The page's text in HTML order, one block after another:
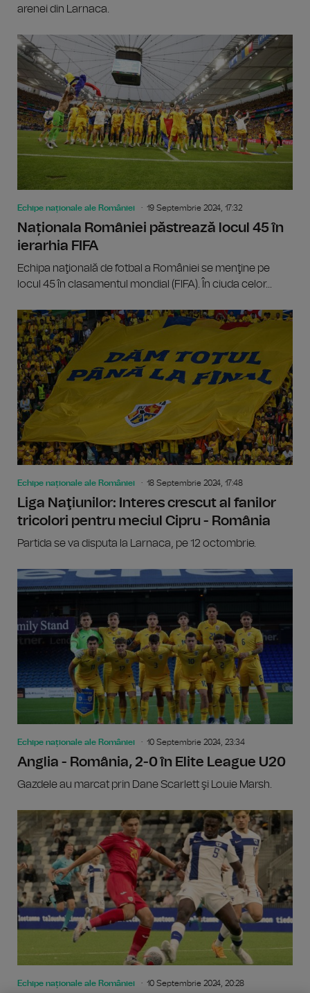
arenei din Larnaca.
Echipe naționale ale României 19 Septembrie 2024, 17:32
Naționala României păstrează locul 45 în
ierarhia FIFA
Echipa naţională de fotbal a României se menţine pe
locul 45 în clasamentul mondial (FIFA). În ciuda celor...
Echipe naționale ale României 18 Septembrie 2024, 17:48
Liga Naţiunilor: Interes crescut al fanilor
tricolori pentru meciul Cipru - România
Partida se va disputa la Larnaca, pe 12 octombrie.
Echipe naționale ale României 10 Septembrie 2024, 23:34
Anglia - România, 2-0 în Elite League U20
Gazdele au marcat prin Dane Scarlett şi Louie Marsh.
Echipe naționale ale României 10 Septembrie 2024, 20:28